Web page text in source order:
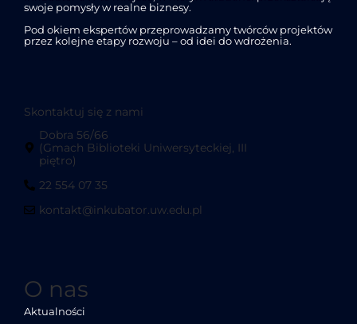
swoje pomysły w realne biznesy.
Pod okiem ekspertów przeprowadzamy twórców projektów
przez kolejne etapy rozwoju – od idei do wdrożenia.
Skontaktuj się z nami
Dobra 56/66
(Gmach Biblioteki Uniwersyteckiej, III
piętro)
22 554 07 35
kontakt@inkubator.uw.edu.pl
O nas
Aktualności